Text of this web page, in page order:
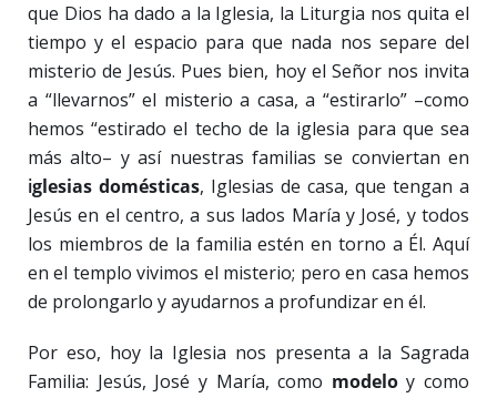
que Dios ha dado a la Iglesia, la Liturgia nos quita el
tiempo y el espacio para que nada nos separe del
misterio de Jesús. Pues bien, hoy el Señor nos invita
a “llevarnos” el misterio a casa, a “estirarlo” –como
hemos “estirado el techo de la iglesia para que sea
más alto– y así nuestras familias se conviertan en
iglesias domésticas, Iglesias de casa, que tengan a
Jesús en el centro, a sus lados María y José, y todos
los miembros de la familia estén en torno a Él. Aquí
en el templo vivimos el misterio; pero en casa hemos
de prolongarlo y ayudarnos a profundizar en él.
Por eso, hoy la Iglesia nos presenta a la Sagrada
Familia: Jesús, José y María, como modeloy como